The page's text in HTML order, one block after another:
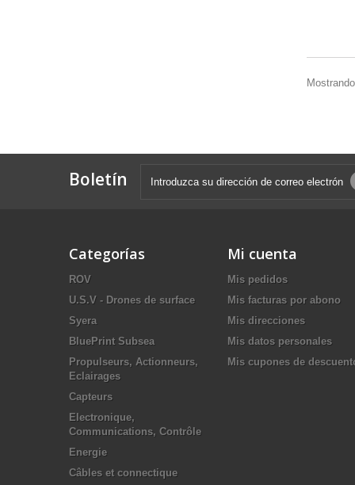
Boletín
Categorías
ROV
U.S.V - Drones de surface
Syera
BluePrint Subsea
Propulseurs, Actionneurs,
Eclairages
Capteurs
Electronique,
Communications, Contrôle
Energie
Câbles et connectique
Mi cuenta
Mis pedidos
Mis facturas por abono
Mis direcciones
Mis datos personales
Mis cupones de